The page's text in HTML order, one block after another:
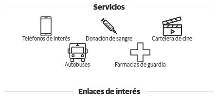
Servicios
Teléfonos de interés Donación de sangre Cartelera de cine
Autobuses Farmacias de guardia
Enlaces de interés